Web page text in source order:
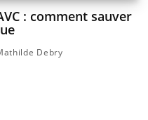
: comment sauver
Debry